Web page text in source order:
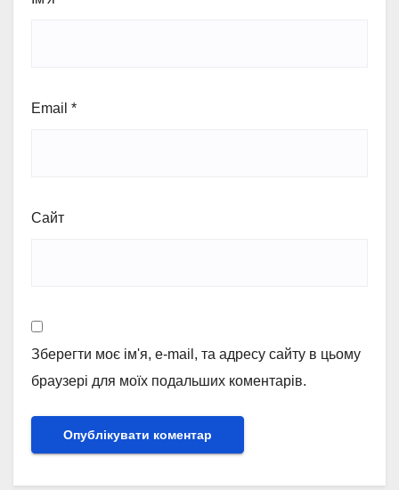
Email *
Сайт
Зберегти моє ім'я, e-mail, та адресу сайту в цьому
браузері для моїх подальших коментарів.